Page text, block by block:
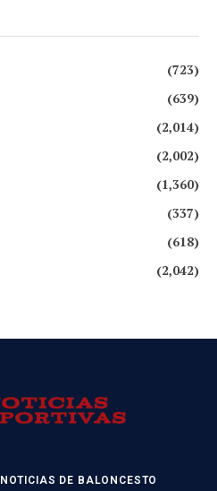
(723)
(639)
(2,014)
(2,002)
(1,360)
(337)
(618)
(2,042)
NOTICIAS DE BALONCESTO